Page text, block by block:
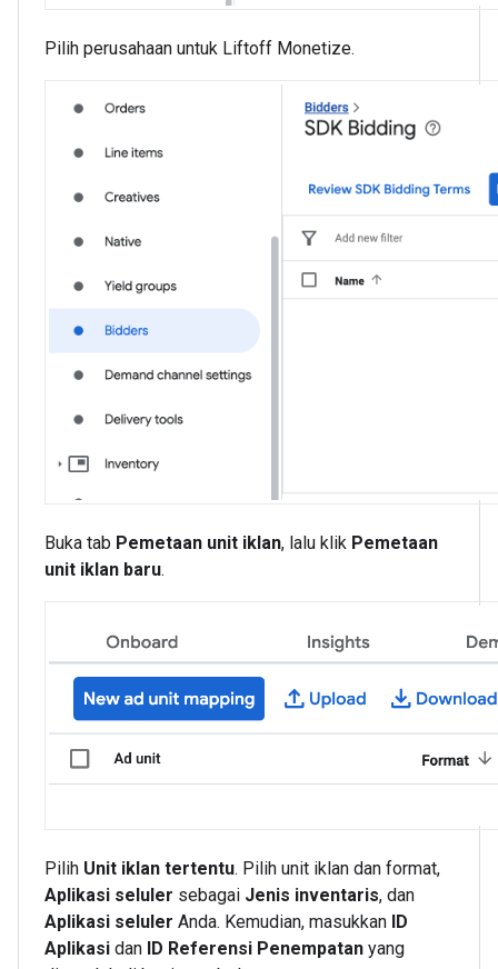
Pilih perusahaan untuk Liftoff Monetize.
Buka tab Pemetaan unit iklan, lalu klik Pemetaan
unit iklan baru.
Pilih Unit iklan tertentu. Pilih unit iklan dan format,
Aplikasi seluler sebagai Jenis inventaris, dan
Aplikasi seluler Anda. Kemudian, masukkan ID
Aplikasi dan ID Referensi Penempatan yang